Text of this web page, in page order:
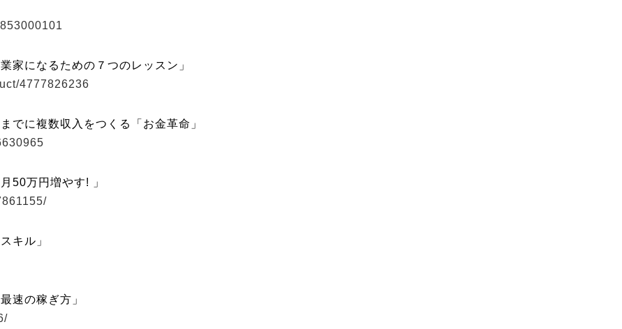
家になるための７つのレッスン」
4777826236
に複数収入をつくる「お金革命」
50万円増やす! 」
キル」
速の稼ぎ方」